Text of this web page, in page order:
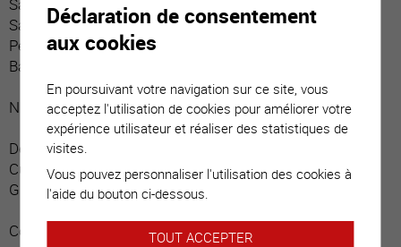
Salle d’eau / bain / rideau douche
Petit local technique
Balcon boisé (Sud)
Niveau principal :
Deuxième entrée
Cuisine avec bar (belle hauteur de plafond)
Grande pièce séjour et espace repas
Combles :
Déclaration de consentement
aux cookies
En poursuivant votre navigation sur ce site, vous
acceptez l'utilisation de cookies pour améliorer votre
expérience utilisateur et réaliser des statistiques de
visites.
Vous pouvez personnaliser l'utilisation des cookies à
l'aide du bouton ci-dessous.
TOUT ACCEPTER